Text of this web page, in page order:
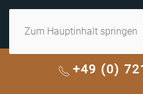
Zum Hauptinhalt springen
+49 (0)